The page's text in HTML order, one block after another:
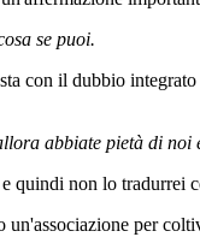
se puoi.
con il dubbio
abbiate pietà di noi
quindi non lo tradurrei
un'associazione per